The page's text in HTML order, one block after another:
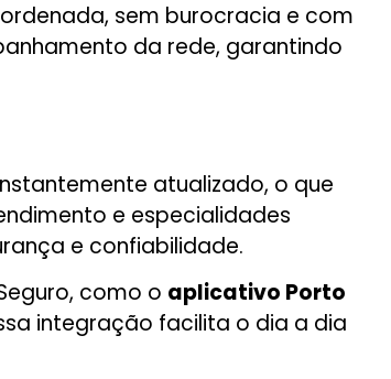
sem burocracia e com
da rede, garantindo
atualizado, o que
e especialidades
e confiabilidade.
como o aplicativo Porto
integração facilita o dia a dia